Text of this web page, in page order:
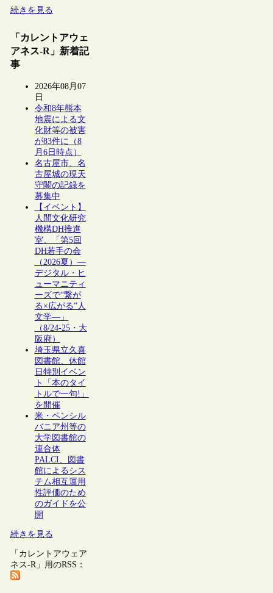
続きを見る
「カレントアウェ
アネス-R」新着記
事
2026年08月07
日
令和8年熊本
地震による文
化財等の被害
が83件に（8
月6日時点）
名古屋市、名
古屋城の現天
守閣の記録を
募集中
【イベント】
人間文化研究
機構DH推進
室、「第5回
DH若手の会
（2026夏）―
デジタル・ヒ
ューマニティ
ーズで“繋が
る×広がる”人
文学―」
（8/24-25・大
阪府）
埼玉県立久喜
図書館、休館
日特別イベン
ト「本のタイ
トルで一句!」
を開催
米・ペンシル
バニア州等の
大学図書館の
連合体
PALCI、図書
館によるシス
テム相互運用
性評価のため
のガイドを公
開
続きを見る
「カレントアウェア
ネス-R」用のRSS：